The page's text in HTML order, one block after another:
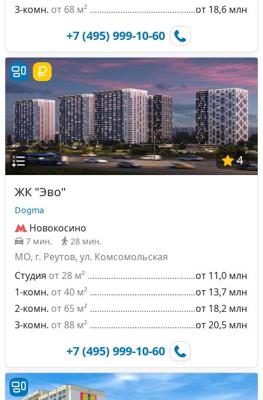
3-комн. от 68 м² от 18,6 млн
+7 (495) 999-10-60
4
ЖК "Эво"
Dogma
Новокосино
7 мин. 28 мин.
МО, г. Реутов, ул. Комсомольская
Студия от 28 м²
от 11,0 млн
1-комн. от 40 м²
от 13,7 млн
2-комн. от 65 м²
от 18,2 млн
3-комн. от 88 м² от 20,5 млн
+7 (495) 999-10-60